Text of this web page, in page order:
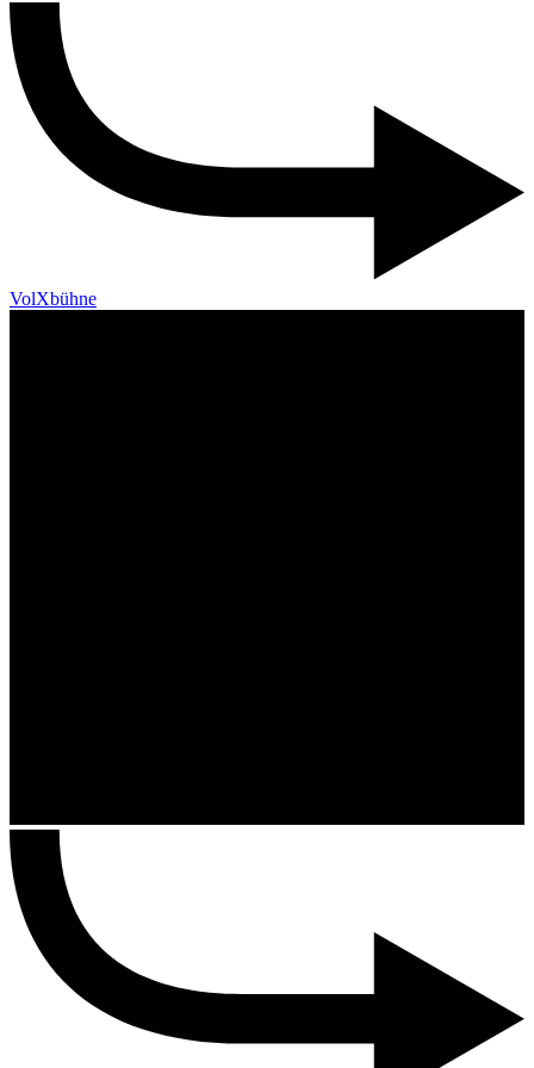
VolXbühne